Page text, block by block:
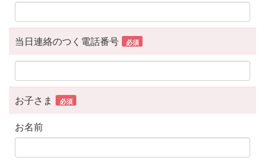
当日連絡のつく電話番号 必須
お子さま 必須
お名前